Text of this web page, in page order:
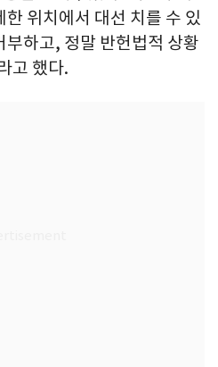
위치에서 대선 치를 수 있
부하고, 정말 반헌법적 상황
고 했다.